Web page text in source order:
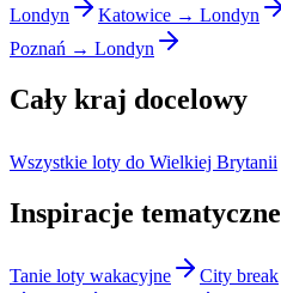
Londyn
Katowice → Londyn
Poznań → Londyn
Cały kraj docelowy
Wszystkie loty do Wielkiej Brytanii
Inspiracje tematyczne
Tanie loty wakacyjne City break